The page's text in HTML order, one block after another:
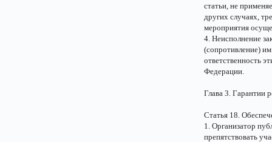
статьи, не
других случаях,
мероприятия
4. Неисполнение
(сопротивление)
ответственность
Федерации.
Глава 3. Гарантии
Статья 18.
1. Организатор
препятствовать